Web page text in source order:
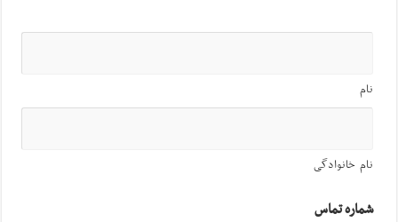
نام
نام خانوادگی
شماره تماس